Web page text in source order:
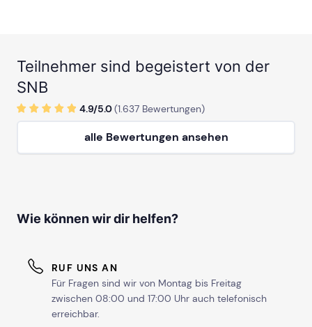
Teilnehmer sind begeistert von der
SNB
4.9/5.0(1.637 Bewertungen)
alle Bewertungen ansehen
Wie können wir dir helfen?
RUF UNS AN
Für Fragen sind wir von Montag bis Freitag
zwischen 08:00 und 17:00 Uhr auch telefonisch
erreichbar.